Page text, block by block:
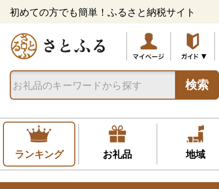
初めての方でも簡単！ふるさと納税サイト
検索
ランキング お礼品 地域